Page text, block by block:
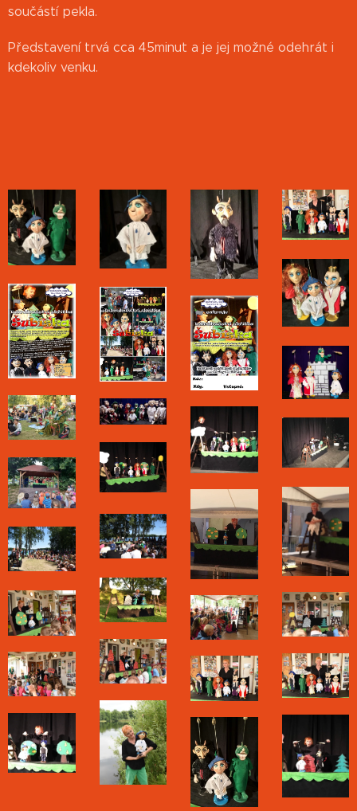
součástí pekla.
Představení trvá cca 45minut a je jej možné odehrát i
kdekoliv venku.